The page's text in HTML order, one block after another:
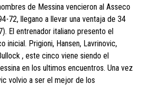
de Messina vencieron al Asseco
72, llegano a llevar una ventaja de 34
El entrenador italiano presento el
inicial. Prigioni, Hansen, Lavrinovic,
, este cinco viene siendo el
en los ultimos encuentros. Una vez
volvio a ser el mejor de los